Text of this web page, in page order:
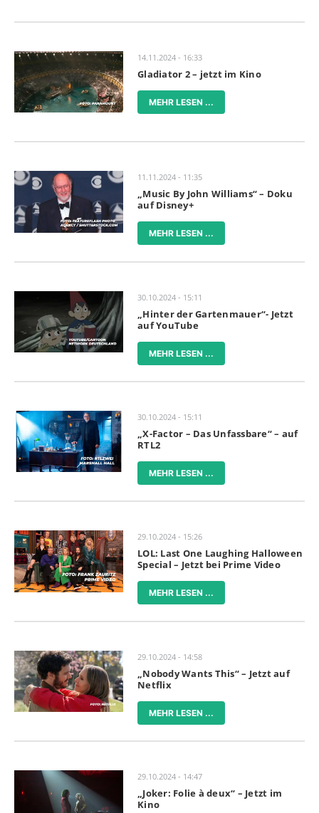
14.11.2024 - 16:33
Gladiator 2 – jetzt im Kino
MEHR LESEN ...
11.11.2024 - 11:35
„Music By John Williams“ – Doku
auf Disney+
MEHR LESEN ...
30.10.2024 - 15:11
„Hinter der Gartenmauer“- Jetzt
auf YouTube
MEHR LESEN ...
30.10.2024 - 15:11
„X-Factor – Das Unfassbare“ – auf
RTL2
MEHR LESEN ...
29.10.2024 - 15:26
LOL: Last One Laughing Halloween
Special – Jetzt bei Prime Video
MEHR LESEN ...
29.10.2024 - 14:58
„Nobody Wants This“ – Jetzt auf
Netflix
MEHR LESEN ...
29.10.2024 - 14:47
„Joker: Folie à deux“ – Jetzt im
Kino